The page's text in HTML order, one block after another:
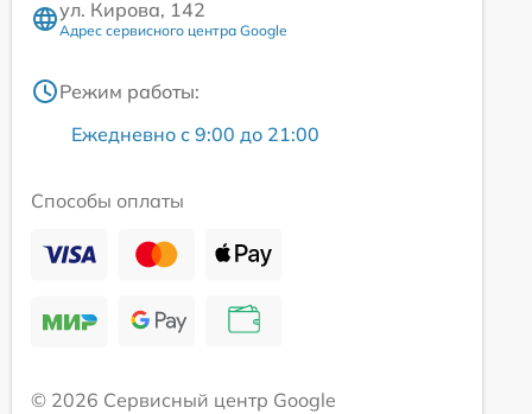
ул. Кирова, 142
Адрес сервисного центра Google
Режим работы:
Ежедневно с 9:00 до 21:00
Способы оплаты
© 2026 Сервисный центр Google